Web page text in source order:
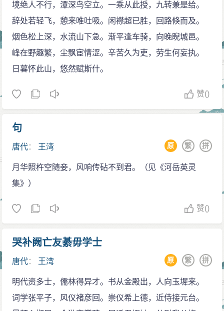
境绝人不行，潭深鸟空立。一乘从此授，九转兼是给。
辞处若轻飞，憩来唯吐吸。闲襟超已胜，回路倏而及。
烟色松上深，水流山下急。渐平逢车骑，向晚睨城邑。
峰在野趣繁，尘飘宦情涩。辛苦久为吏，劳生何妄执。
日暮怀此山，悠然赋斯什。
赞()
句
唐代： 王湾 拼
繁
原
月华照杵空随妾，风响传砧不到君。（见《河岳英灵
集》）
赞()
哭补阙亡友綦毋学士
唐代： 王湾 拼
繁
原
明代资多士，儒林得异才。书从金殿出，人向玉墀来。
词学张平子，风仪褚彦回。崇仪希上德，近侍接元台。